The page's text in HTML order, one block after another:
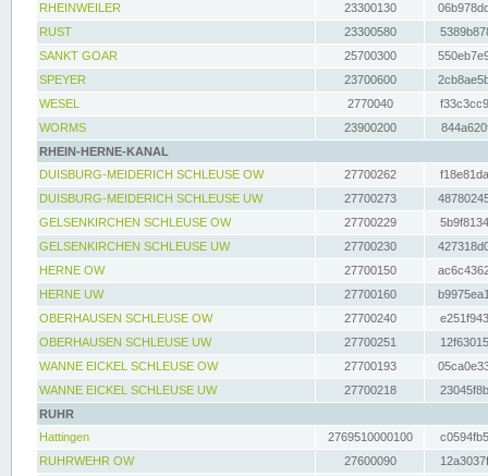
RHEINWEILER
23300130
RUST
23300580
SANKT GOAR
25700300
SPEYER
23700600
WESEL
2770040
WORMS
23900200
RHEIN-HERNE-KANAL
DUISBURG-MEIDERICH SCHLEUSE OW
27700262
DUISBURG-MEIDERICH SCHLEUSE UW
27700273
GELSENKIRCHEN SCHLEUSE OW
27700229
GELSENKIRCHEN SCHLEUSE UW
27700230
HERNE OW
27700150
HERNE UW
27700160
OBERHAUSEN SCHLEUSE OW
27700240
OBERHAUSEN SCHLEUSE UW
27700251
WANNE EICKEL SCHLEUSE OW
27700193
WANNE EICKEL SCHLEUSE UW
27700218
RUHR
Hattingen
2769510000100
RUHRWEHR OW
27600090